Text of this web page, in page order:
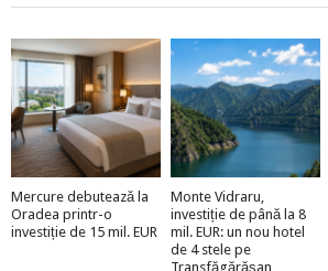
Mercure debutează la
Oradea printr-o
investiție de 15 mil. EUR
Monte Vidraru,
investiție de până la 8
mil. EUR: un nou hotel
de 4 stele pe
Transfăgărășan